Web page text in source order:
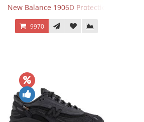
New Balance 1906D Protection Pack
9970